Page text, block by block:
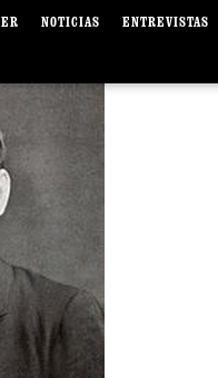
NOTICIAS ENTREVISTAS